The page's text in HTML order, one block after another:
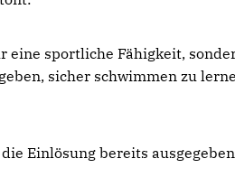
sportliche Fähigkeit,
sicher schwimmen zu
Einlösung bereits